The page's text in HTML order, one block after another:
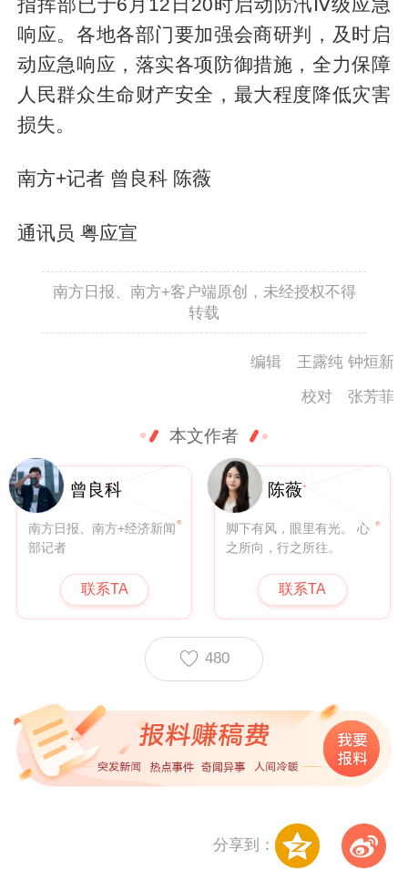
指挥部已于6月12日20时启动防汛Ⅳ级应急
响应。各地各部门要加强会商研判，及时启
动应急响应，落实各项防御措施，全力保障
人民群众生命财产安全，最大程度降低灾害
损失。
南方+记者 曾良科 陈薇
通讯员 粤应宣
南方日报、南方+客户端原创，未经授权不得
转载
编辑 王露纯 钟烜新
校对 张芳菲
本文作者
曾良科
南方日报、南方+经济新闻
部记者
联系TA
陈薇
脚下有风，眼里有光。 心
之所向，行之所往。
联系TA
480
分享到：